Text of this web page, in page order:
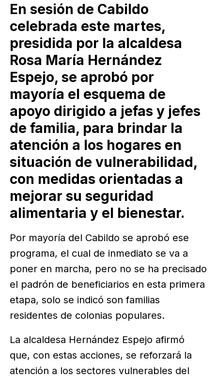
En sesión de Cabildo
celebrada este martes,
presidida por la alcaldesa
Rosa María Hernández
Espejo, se aprobó por
mayoría el esquema de
apoyo dirigido a jefas y jefes
de familia, para brindar la
atención a los hogares en
situación de vulnerabilidad,
con medidas orientadas a
mejorar su seguridad
alimentaria y el bienestar.
Por mayoría del Cabildo se aprobó ese
programa, el cual de inmediato se va a
poner en marcha, pero no se ha precisado
el padrón de beneficiarios en esta primera
etapa, solo se indicó son familias
residentes de colonias populares.
La alcaldesa Hernández Espejo afirmó
que, con estas acciones, se reforzará la
atención a los sectores vulnerables del